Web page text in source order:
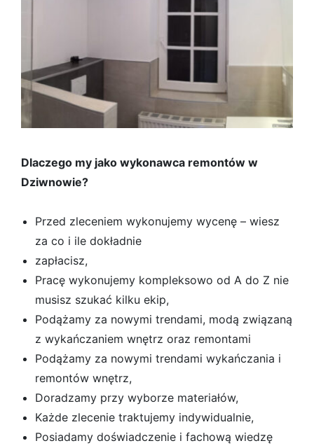
Dlaczego my jako wykonawca remontów w
Dziwnowie?
Przed zleceniem wykonujemy wycenę – wiesz
za co i ile dokładnie
zapłacisz,
Pracę wykonujemy kompleksowo od A do Z nie
musisz szukać kilku ekip,
Podążamy za nowymi trendami, modą związaną
z wykańczaniem wnętrz oraz remontami
Podążamy za nowymi trendami wykańczania i
remontów wnętrz,
Doradzamy przy wyborze materiałów,
Każde zlecenie traktujemy indywidualnie,
Posiadamy doświadczenie i fachową wiedzę